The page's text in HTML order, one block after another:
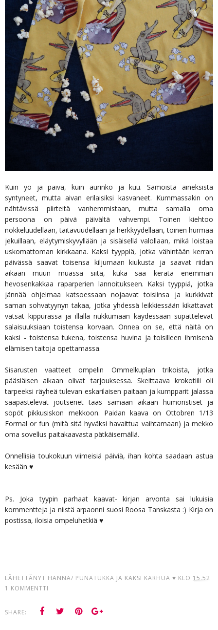
Kuin yö ja päivä, kuin aurinko ja kuu. Samoista aineksista
syntyneet, mutta aivan erilaisiksi kasvaneet. Kummassakin on
nähtävissä piirteitä vanhemmistaan, mutta samalla oma
persoona on päivä päivältä vahvempi. Toinen kiehtoo
nokkeluudellaan, taitavuudellaan ja herkkyydellään, toinen hurmaa
jekuillaan, eläytymiskyvyllään ja sisäisellä valollaan, mikä loistaa
uskomattoman kirkkaana. Kaksi tyyppiä, jotka vähintään kerran
päivässä saavat toisensa kiljumaan kiukusta ja saavat riidan
aikaan muun muassa siitä, kuka saa kerätä enemmän
hevosenkakkaa raparperien lannoitukseen. Kaksi tyyppiä, jotka
jännää ohjelmaa katsoessaan nojaavat toisiinsa ja kurkkivat
saman sohvatyynyn takaa, jotka yhdessä leikkiessään kikattavat
vatsat kippurassa ja illalla nukkumaan käydessään supattelevat
salaisuuksiaan toistensa korvaan. Onnea on se, että näitä on
kaksi - toistensa tukena, toistensa huvina ja toisilleen ihmisenä
elämisen taitoja opettamassa.
Sisarusten vaatteet ompelin Ommelkuplan trikoista, jotka
pääsiäisen aikaan olivat tarjouksessa. Skeittaava krokotiili oli
tarpeeksi räyheä tulevan eskarilaisen paitaan ja kumpparit jalassa
saapastelevat joutsenet taas samaan aikaan humoristiset ja
söpöt pikkusiskon mekkoon. Paidan kaava on Ottobren 1/13
Formal or fun (mitä sitä hyväksi havaittua vaihtamaan) ja mekko
oma sovellus paitakaavasta pätkäisemällä.
Onnellisia toukokuun viimeisiä päiviä, ihan kohta saadaan astua
kesään ♥
Ps. Joka tyypin parhaat kaavat- kirjan arvonta sai lukuisia
kommentteja ja niistä arpaonni suosi Roosa Tanskasta :) Kirja on
postissa, iloisia ompeluhetkiä ♥
LÄHETTÄNYT HANNA/ PUNATUKKA JA KAKSI KARHUA ♥ KLO 15.52
1 KOMMENTTI
SHARE: